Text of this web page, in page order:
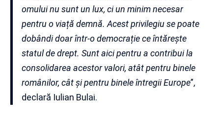
omului nu sunt un lux, ci un minim necesar
pentru o viață demnă. Acest privilegiu se poate
dobândi doar într-o democrație ce întărește
statul de drept. Sunt aici pentru a contribui la
consolidarea acestor valori, atât pentru binele
românilor, cât și pentru binele întregii Europe”,
declară Iulian Bulai.